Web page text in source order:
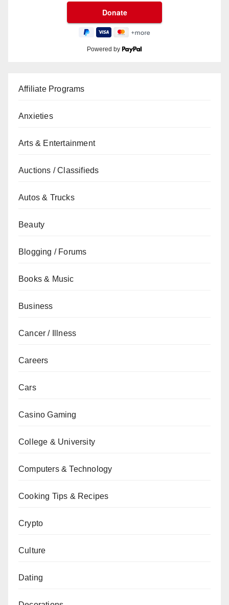
Powered by
Affiliate Programs
Anxieties
Arts & Entertainment
Auctions / Classifieds
Autos & Trucks
Beauty
Blogging / Forums
Books & Music
Business
Cancer / Illness
Careers
Cars
Casino Gaming
College & University
Computers & Technology
Cooking Tips & Recipes
Crypto
Culture
Dating